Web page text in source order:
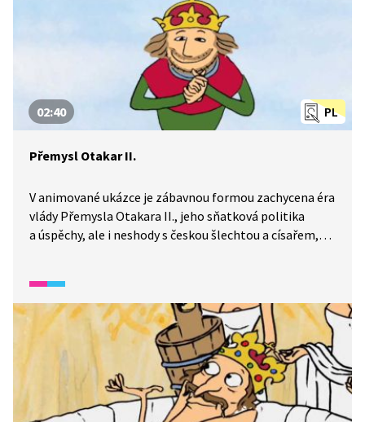
PL
02:40
Přemysl Otakar II.
V animované ukázce je zábavnou formou zachycena éra
vlády Přemysla Otakara II., jeho sňatková politika
a úspěchy, ale i neshody s českou šlechtou a císařem,